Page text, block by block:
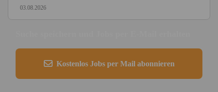
03.08.2026
Kostenlos Jobs per Mail abonnieren